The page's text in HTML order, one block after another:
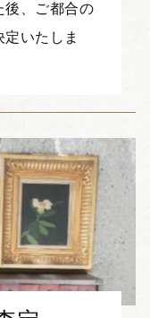
後、ご都合の
いたしま